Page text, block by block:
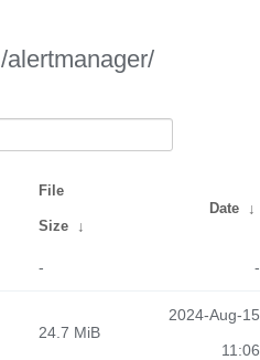
/alertmanager/
File
Size ↓
Date ↓
- -
24.7 MiB
2024-Aug-15
11:06